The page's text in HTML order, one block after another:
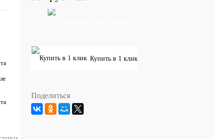
Купить в 1 клик
Поделиться